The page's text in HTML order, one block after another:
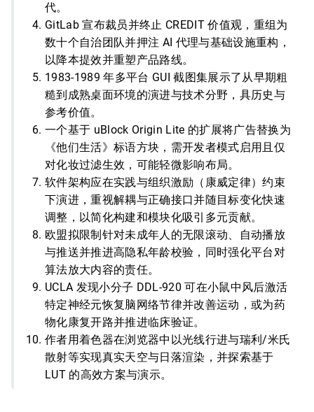
代。
GitLab 宣布裁员并终止 CREDIT 价值观，重组为
数十个自治团队并押注 AI 代理与基础设施重构，
以降本提效并重塑产品路线。
1983-1989 年多平台 GUI 截图集展示了从早期粗
糙到成熟桌面环境的演进与技术分野，具历史与
参考价值。
一个基于 uBlock Origin Lite 的扩展将广告替换为
《他们生活》标语方块，需开发者模式启用且仅
对化妆过滤生效，可能轻微影响布局。
软件架构应在实践与组织激励（康威定律）约束
下演进，重视解耦与正确接口并随目标变化快速
调整，以简化构建和模块化吸引多元贡献。
欧盟拟限制针对未成年人的无限滚动、自动播放
与推送并推进高隐私年龄校验，同时强化平台对
算法放大内容的责任。
UCLA 发现小分子 DDL-920 可在小鼠中风后激活
特定神经元恢复脑网络节律并改善运动，或为药
物化康复开路并推进临床验证。
作者用着色器在浏览器中以光线行进与瑞利/米氏
散射等实现真实天空与日落渲染，并探索基于
LUT 的高效方案与演示。